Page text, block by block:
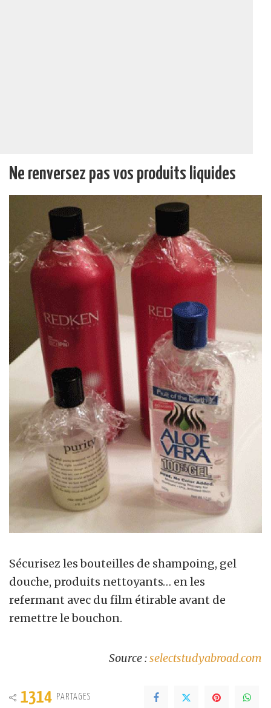
Ne renversez pas vos produits liquides
Sécurisez les bouteilles de shampoing, gel
douche, produits nettoyants… en les
refermant avec du film étirable avant de
remettre le bouchon.
Source :selectstudyabroad.com
1314 PARTAGES